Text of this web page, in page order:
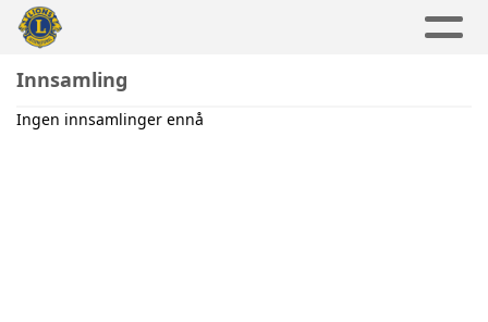
Innsamling
Ingen innsamlinger ennå